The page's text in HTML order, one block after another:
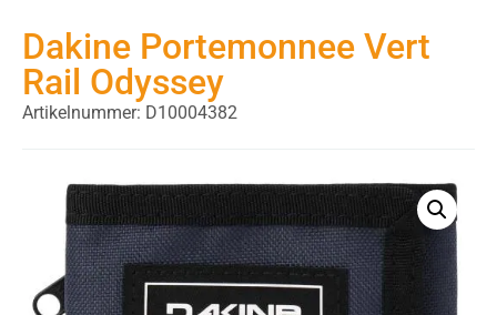
Dakine Portemonnee Vert
Rail Odyssey
Artikelnummer: D10004382